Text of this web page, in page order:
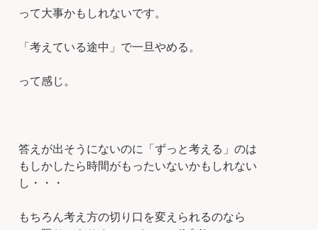
って大事かもしれないです。
「考えている途中」で一旦やめる。
って感じ。
答えが出そうにないのに「ずっと考える」のは
もしかしたら時間がもったいないかもしれない
し・・・
もちろん考え方の切り口を変えられるのなら